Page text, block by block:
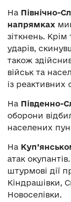
На Північно-
напрямках
зіткнень. Крім
ударів,
також
військ та
із реактивних
На Південно-
оборони
населених
На
атак
штурмові дії
Кіндрашівки,
Новоселівки.